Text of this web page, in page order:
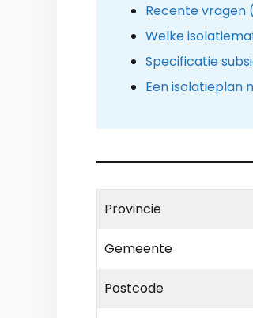
Recente vragen
Welke
Specificatie
Een isolatieplan
Provincie
Gemeente
Postcode